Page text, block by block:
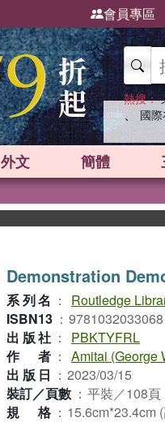
會員專區
熱搜：
、 國
外文 簡體
Demonstration
系列名 ：
Routledge
ISBN13 ： 9781032033068
出版社 ：
PBKTYFRL
作者 ： Amitai (George
出版日 ： 2023/03/15
裝訂／頁數 ： 平裝／108頁
規格 ： 15.6cm*23.4cm